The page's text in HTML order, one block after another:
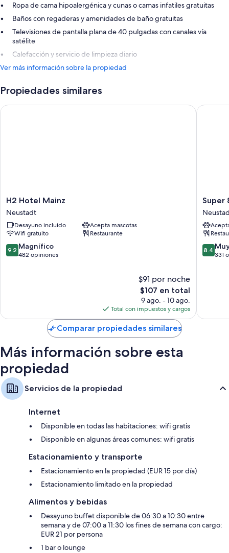
Ropa de cama hipoalergénica y cunas o camas infatiles gratuitas
Baños con regaderas y amenidades de baño gratuitas
Televisiones de pantalla plana de 40 pulgadas con canales vía
satélite
Calefacción y servicio de limpieza diario
Ver más información sobre la propiedad
Propiedades similares
H2
Hotel
Mainz
Neustadt
H2 Hotel Mainz
Neustadt
Desayuno incluido
Acepta mascotas
Wifi gratuito
Restaurante
9.2
de
9.2 Magnífico
482 opiniones
$91 por noche
El
precio
actual
es
de
$107
$107 en total
9 ago. - 10 ago.
Total con impuestos y cargos
H2 Hotel Mainz
Super
8
by
Mainz
Super
8.4
de
8.4
331
Super 8
Comparar propiedades similares
Más información sobre esta
propiedad
Servicios de la propiedad
Internet
Disponible en todas las habitaciones: wifi gratis
Disponible en algunas áreas comunes: wifi gratis
Estacionamiento y transporte
Estacionamiento en la propiedad (EUR 15 por día)
Estacionamiento limitado en la propiedad
Alimentos y bebidas
Desayuno buffet disponible de 06:30 a 10:30 entre
semana y de 07:00 a 11:30 los fines de semana con cargo:
EUR 21 por persona
1 bar o lounge